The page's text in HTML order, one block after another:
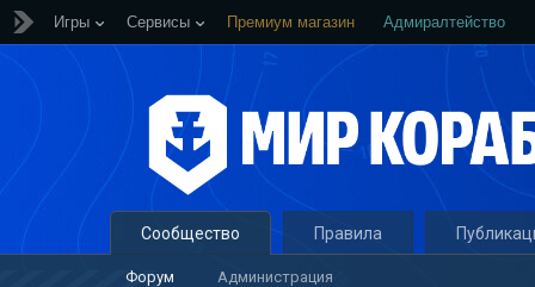
Игры Сервисы Премиум магазин Адмиралтейство
Сообщество
Форум Администрация
Правила